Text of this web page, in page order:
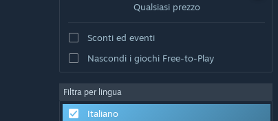
Qualsiasi prezzo
Sconti ed eventi
Nascondi i giochi Free-to-Play
Filtra per lingua
Italiano